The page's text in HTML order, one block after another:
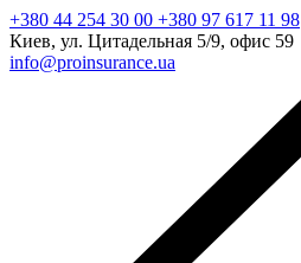
+380 44 254 30 00 +380 97 617 11 98
Киев, ул. Цитадельная 5/9, офис 59
info@proinsurance.ua